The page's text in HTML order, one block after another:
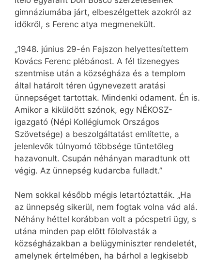
gimnáziumába járt, elbeszélgettek azokról az
időkről, s Ferenc atya megmenekült.
„1948. június 29-én Fajszon helyettesítettem
Kovács Ferenc plébánost. A fél tizenegyes
szentmise után a községháza és a templom
által határolt téren úgynevezett aratási
ünnepséget tartottak. Mindenki odament. Én is.
Amikor a kiküldött szónok, egy NÉKOSZ-
igazgató (Népi Kollégiumok Országos
Szövetsége) a beszolgáltatást említette, a
jelenlevők túlnyomó többsége tüntetőleg
hazavonult. Csupán néhányan maradtunk ott
végig. Az ünnepség kudarcba fulladt.”
Nem sokkal később mégis letartóztatták. „Ha
az ünnepség sikerül, nem fogtak volna vád alá.
Néhány héttel korábban volt a pócspetri ügy, s
utána minden pap előtt fölolvasták a
községházakban a belügyminiszter rendeletét,
amelynek értelmében, ha bárhol a legkisebb